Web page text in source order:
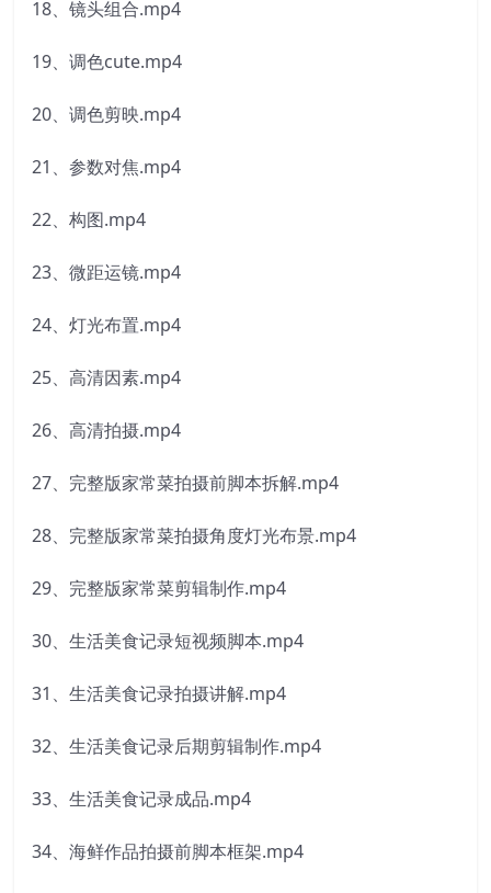
18、镜头组合.mp4
19、调色cute.mp4
20、调色剪映.mp4
21、参数对焦.mp4
22、构图.mp4
23、微距运镜.mp4
24、灯光布置.mp4
25、高清因素.mp4
26、高清拍摄.mp4
27、完整版家常菜拍摄前脚本拆解.mp4
28、完整版家常菜拍摄角度灯光布景.mp4
29、完整版家常菜剪辑制作.mp4
30、生活美食记录短视频脚本.mp4
31、生活美食记录拍摄讲解.mp4
32、生活美食记录后期剪辑制作.mp4
33、生活美食记录成品.mp4
34、海鲜作品拍摄前脚本框架.mp4